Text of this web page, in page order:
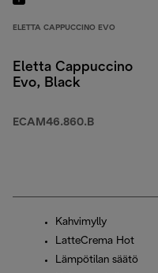
ELETTA CAPPUCCINO EVO
Eletta Cappuccino
Evo, Black
ECAM46.860.B
Kahvimylly
LatteCrema Hot
Lämpötilan säätö